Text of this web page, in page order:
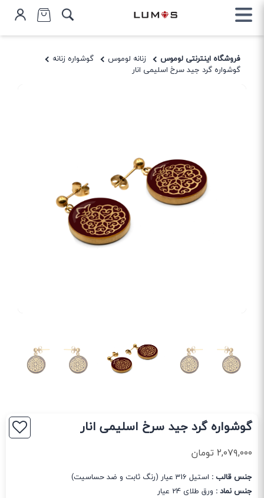
فروشگاه اینترنتی لوموس زنانه لوموس
گوشواره زنانه
گوشواره گرد جید سرخ اسلیمی انار
گوشواره گرد جید سرخ اسلیمی انار
۲,۰۷۹,۰۰۰تومان
جنس قالب : استیل 316 عیار (رنگ ثابت و ضد حساسیت)
جنس نماد : ورق طلای 24 عیار